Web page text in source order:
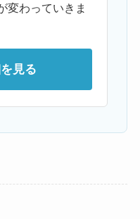
変わっていきま
見る